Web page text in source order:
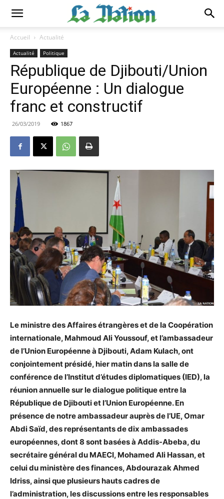
Accueil Actualité
Actualité Politique
République de Djibouti/Union
Européenne : Un dialogue
franc et constructif
26/03/2019 1867
Le ministre des Affaires étrangères et de la Coopération
internationale, Mahmoud Ali Youssouf, et l’ambassadeur
de l’Union Européenne à Djibouti, Adam Kulach, ont
conjointement présidé, hier matin dans la salle de
conférence de l’Institut d’études diplomatiques (IED), la
réunion annuelle sur le dialogue politique entre la
République de Djibouti et l’Union Européenne. En
présence de notre ambassadeur auprès de l’UE, Omar
Abdi Saïd, des représentants de dix ambassades
européennes, dont 8 sont basées à Addis-Abeba, du
secrétaire général du MAECI, Mohamed Ali Hassan, et
celui du ministère des finances, Abdourazak Ahmed
Idriss, ainsi que plusieurs hauts cadres de
l’administration, les discussions entre les responsables